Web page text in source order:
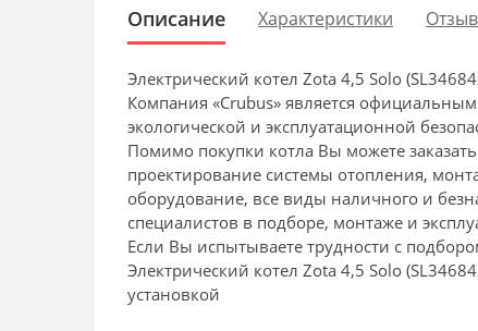
Описание Характеристики
Электрический котел Zota 4,5 Solo
Компания «Crubus» является
экологической и эксплуатационной
Помимо покупки котла Вы можете
проектирование системы отопления,
оборудование, все виды наличного и
специалистов в подборе, монтаже и
Если Вы испытываете трудности с
Электрический котел Zota 4,5 Solo
установкой